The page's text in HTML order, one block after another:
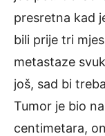
presretna kad
bili prije tri
metastaze
još, sad bi
Tumor je bio
centimetara,